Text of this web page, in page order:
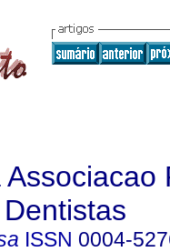
Associacao
ISSN 0004-